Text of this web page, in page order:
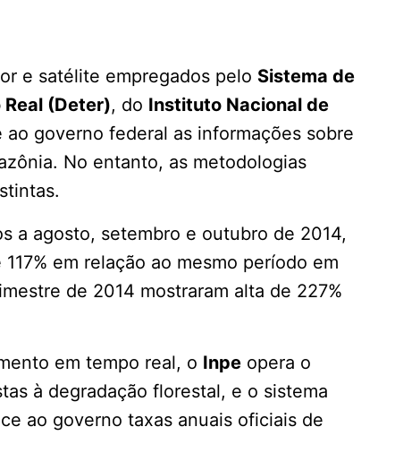
e satélite empregados pelo Sistema de
(Deter), do Instituto Nacional de
ao governo federal as informações sobre
No entanto, as metodologias
a agosto, setembro e outubro de 2014,
em relação ao mesmo período em
de 2014 mostraram alta de 227%
em tempo real, o Inpe opera o
à degradação florestal, e o sistema
ao governo taxas anuais oficiais de